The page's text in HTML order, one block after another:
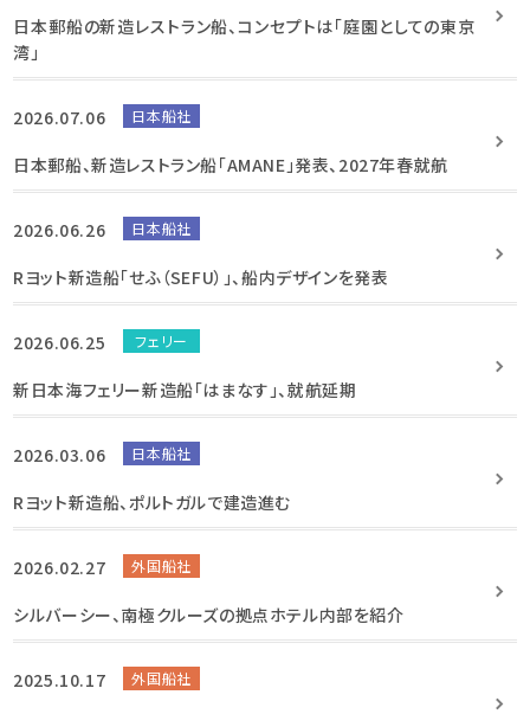
日本郵船の新造レストラン船、コンセプトは「庭園としての東京
湾」
2026.07.06 日本船社
日本郵船、新造レストラン船「AMANE」発表、2027年春就航
2026.06.26 日本船社
Rヨット新造船「せふ（SEFU）」、船内デザインを発表
2026.06.25 フェリー
新日本海フェリー新造船「はまなす」、就航延期
2026.03.06 日本船社
Rヨット新造船、ポルトガルで建造進む
2026.02.27 外国船社
シルバーシー、南極クルーズの拠点ホテル内部を紹介
2025.10.17 外国船社